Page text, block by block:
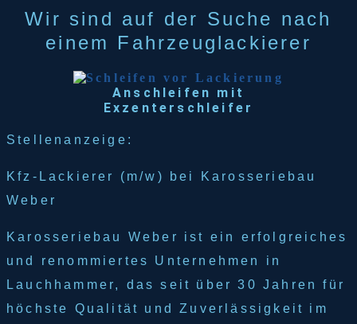
Wir sind auf der Suche nach
einem Fahrzeuglackierer
Anschleifen mit
Exzenterschleifer
Stellenanzeige:
Kfz-Lackierer (m/w) bei Karosseriebau
Weber
Karosseriebau Weber ist ein erfolgreiches
und renommiertes Unternehmen in
Lauchhammer, das seit über 30 Jahren für
höchste Qualität und Zuverlässigkeit im